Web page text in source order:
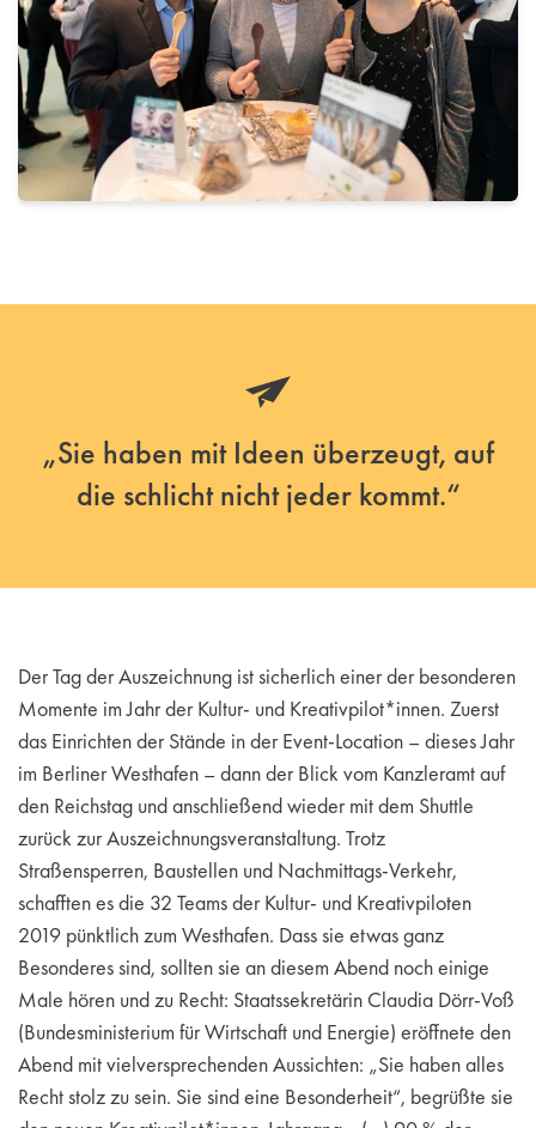
„Sie haben mit Ideen überzeugt, auf
die schlicht nicht jeder kommt.“
Der Tag der Auszeichnung ist sicherlich einer der besonderen
Momente im Jahr der Kultur- und Kreativpilot*innen. Zuerst
das Einrichten der Stände in der Event-Location – dieses Jahr
im Berliner Westhafen – dann der Blick vom Kanzleramt auf
den Reichstag und anschließend wieder mit dem Shuttle
zurück zur Auszeichnungsveranstaltung. Trotz
Straßensperren, Baustellen und Nachmittags-Verkehr,
schafften es die 32 Teams der Kultur- und Kreativpiloten
2019 pünktlich zum Westhafen. Dass sie etwas ganz
Besonderes sind, sollten sie an diesem Abend noch einige
Male hören und zu Recht: Staatssekretärin Claudia Dörr-Voß
(Bundesministerium für Wirtschaft und Energie) eröffnete den
Abend mit vielversprechenden Aussichten: „Sie haben alles
Recht stolz zu sein. Sie sind eine Besonderheit“, begrüßte sie